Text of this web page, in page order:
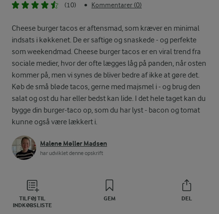
(10)
• Kommentarer (0)
Cheese burger tacos er aftensmad, som kræver en minimal
indsats i køkkenet. De er saftige og snaskede - og perfekte
som weekendmad. Cheese burger tacos er en viral trend fra
sociale medier, hvor der ofte lægges låg på panden, når osten
kommer på, men vi synes de bliver bedre af ikke at gøre det.
Køb de små bløde tacos, gerne med majsmel i - og brug den
salat og ost du har eller bedst kan lide. I det hele taget kan du
bygge din burger-taco op, som du har lyst - bacon og tomat
kunne også være lækkert i.
Malene Møller Madsen
har udviklet denne opskrift
TILFØJ TIL
INDKØBSLISTE
GEM DEL